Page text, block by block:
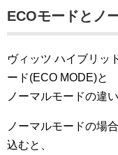
ECOモードとノ
ヴィッツ ハイブリッ
ード(ECO MODE)と
ノーマルモードの違
ノーマルモードの場
込むと、